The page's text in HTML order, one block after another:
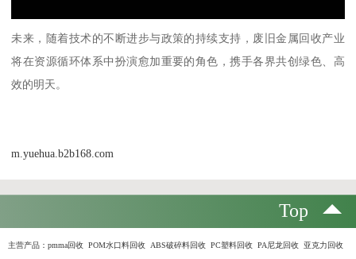
未来，随着技术的不断进步与政策的持续支持，废旧金属回收产业
将在资源循环体系中扮演愈加重要的角色，携手各界共创绿色、高
效的明天。
m.yuehua.b2b168.com
Top
主营产品： pmma回收 POM水口料回收 ABS破碎料回收 PC塑料回收 PA尼龙回收 亚克力回收